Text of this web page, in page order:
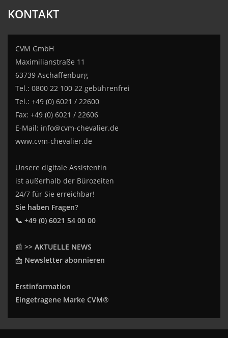
KONTAKT
CVM GmbH
Maximilianstraße 11
63739 Aschaffenburg
Tel.: 0800 22 100 22 gebührenfrei
Tel.: +49 (0) 6021 / 22600
Fax: +49 (0) 6021 / 22606
E-Mail: info@cvm-chevalier.de
www.cvm-chevalier.de
Unsere digitale Assistentin
ist außerhalb der Bürozeiten
24/7 für Sie erreichbar!
Sie haben Fragen?
📞 +49 (0) 6021 54 00 00
📰 >> AKTUELLE NEWS
📩 Newsletter abonnieren
Erstinformation
Eingetragene Marke CVM®